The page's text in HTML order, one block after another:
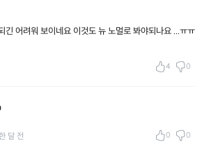
긴 어려워 보이네요 이것도 뉴 노멀로 봐야되나요 ...ㅠㅠ
4 0
한 달 전 0 0